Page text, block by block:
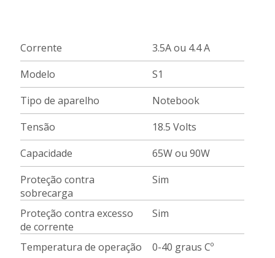
Corrente
3.5A ou 4.4 A
Modelo
S1
Tipo de aparelho
Notebook
Tensão
18.5 Volts
Capacidade
65W ou 90W
Proteção contra
sobrecarga
Sim
Proteção contra excesso
de corrente
Sim
Temperatura de operação
0-40 graus Cº